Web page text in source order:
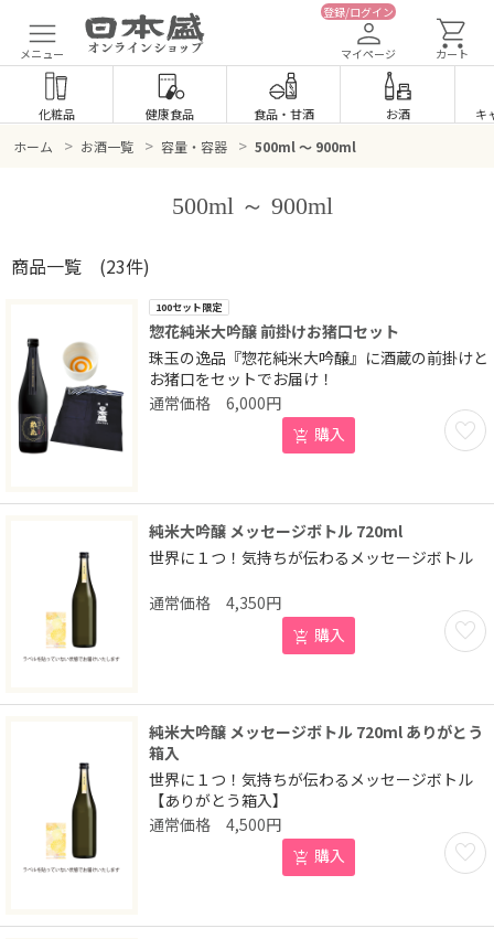
メニュー
登録/ログイン
マイページ カート
化粧品 健康食品 食品・ 甘酒 お酒 キ
ホーム > お酒一覧 > 容量・容器 > 500ml ～ 900ml
500ml ～ 900ml
商品一覧 (23件)
100セット限定
惣花純米大吟醸 前掛けお猪口セット
珠玉の逸品『惣花純米大吟醸』に酒蔵の前掛けと
お猪口をセットでお届け！
お気
6,000円
購入
純米大吟醸 メッセージボトル 720ml
世界に１つ！気持ちが伝わるメッセージボトル
お気
4,350円
購入
純米大吟醸 メッセージボトル 720ml ありがとう
箱入
世界に１つ！気持ちが伝わるメッセージボトル
【ありがとう箱入】
お気
4,500円
購入